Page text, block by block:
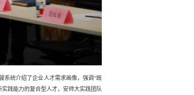
系统介绍了企业人才需求画像，强调“既
践能力的复合型人才，安师大实践团队